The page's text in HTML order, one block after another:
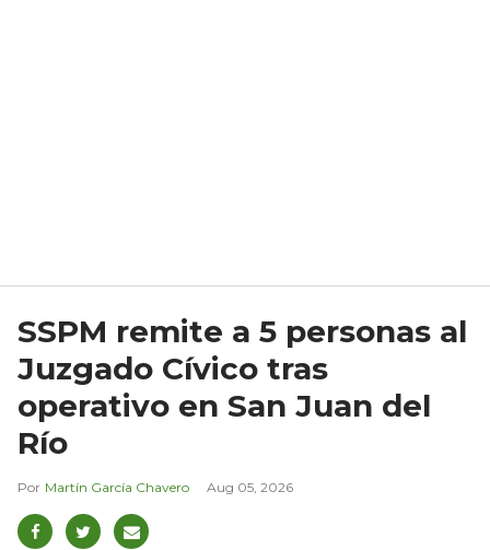
SSPM remite a 5 personas al
Juzgado Cívico tras
operativo en San Juan del
Río
Martín García Chavero Aug 05, 2026